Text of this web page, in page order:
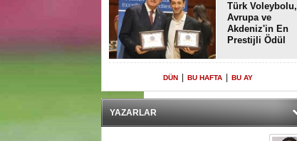
Türk Voleybolu,
Avrupa ve
Akdeniz'in En
Prestijli Ödül
Yeniden Onur
Konuğu
DÜN BU HAFTA BU AY
YAZARLAR